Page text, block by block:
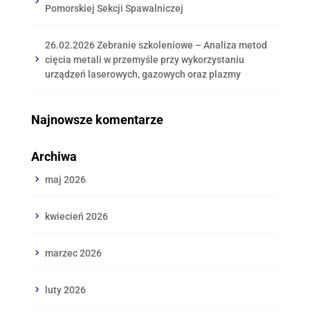
Pomorskiej Sekcji Spawalniczej
26.02.2026 Zebranie szkoleniowe – Analiza metod
cięcia metali w przemyśle przy wykorzystaniu
urządzeń laserowych, gazowych oraz plazmy
Najnowsze komentarze
Archiwa
maj 2026
kwiecień 2026
marzec 2026
luty 2026